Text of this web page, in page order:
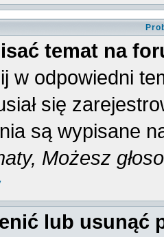
temat na
w odpowiedni
się
są wypisane
Możesz
lub usunąć